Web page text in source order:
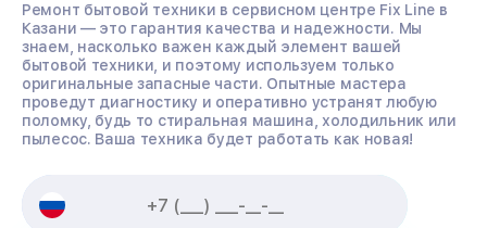
Ремонт бытовой техники в сервисном центре Fix Line в
Казани — это гарантия качества и надежности. Мы
знаем, насколько важен каждый элемент вашей
бытовой техники, и поэтому используем только
оригинальные запасные части. Опытные мастера
проведут диагностику и оперативно устранят любую
поломку, будь то стиральная машина, холодильник или
пылесос. Ваша техника будет работать как новая!